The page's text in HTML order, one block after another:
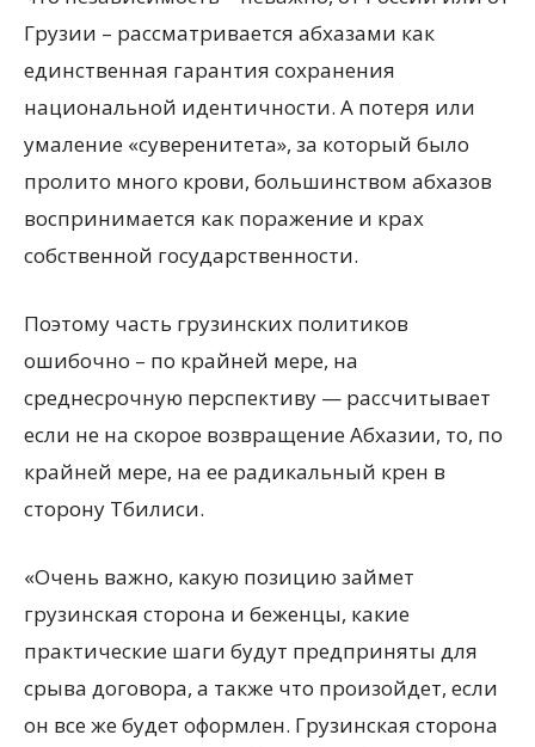
Грузии – рассматривается абхазами как
единственная гарантия сохранения
национальной идентичности. А потеря или
умаление «суверенитета», за который было
пролито много крови, большинством абхазов
воспринимается как поражение и крах
собственной государственности.
Поэтому часть грузинских политиков
ошибочно – по крайней мере, на
среднесрочную перспективу — рассчитывает
если не на скорое возвращение Абхазии, то, по
крайней мере, на ее радикальный крен в
сторону Тбилиси.
«Очень важно, какую позицию займет
грузинская сторона и беженцы, какие
практические шаги будут предприняты для
срыва договора, а также что произойдет, если
он все же будет оформлен. Грузинская сторона